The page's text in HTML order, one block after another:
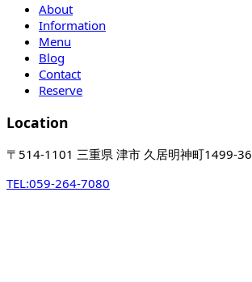
About
Information
Menu
Blog
Contact
Reserve
Location
〒514-1101 三重県 津市 久居明神町1499-36
TEL:059-264-7080